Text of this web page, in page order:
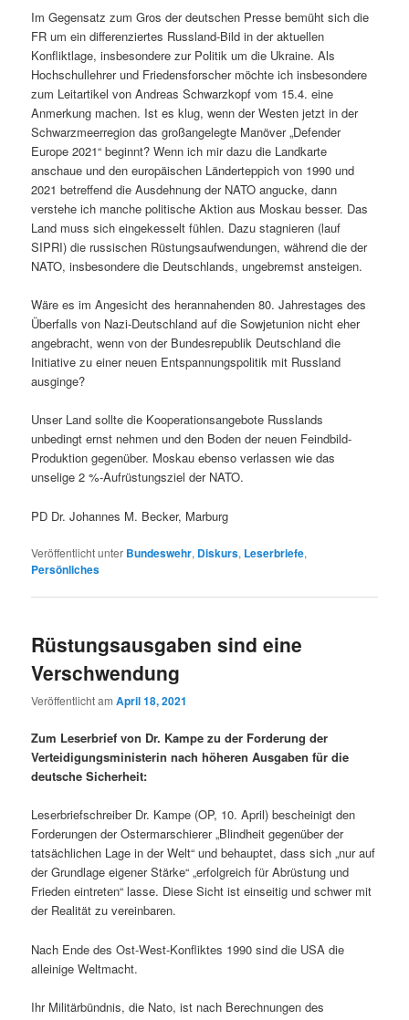
Im Gegensatz zum Gros der deutschen Presse bemüht sich die
FR um ein differenziertes Russland-Bild in der aktuellen
Konfliktlage, insbesondere zur Politik um die Ukraine. Als
Hochschullehrer und Friedensforscher möchte ich insbesondere
zum Leitartikel von Andreas Schwarzkopf vom 15.4. eine
Anmerkung machen. Ist es klug, wenn der Westen jetzt in der
Schwarzmeerregion das großangelegte Manöver „Defender
Europe 2021“ beginnt? Wenn ich mir dazu die Landkarte
anschaue und den europäischen Länderteppich von 1990 und
2021 betreffend die Ausdehnung der NATO angucke, dann
verstehe ich manche politische Aktion aus Moskau besser. Das
Land muss sich eingekesselt fühlen. Dazu stagnieren (lauf
SIPRI) die russischen Rüstungsaufwendungen, während die der
NATO, insbesondere die Deutschlands, ungebremst ansteigen.
Wäre es im Angesicht des herannahenden 80. Jahrestages des
Überfalls von Nazi-Deutschland auf die Sowjetunion nicht eher
angebracht, wenn von der Bundesrepublik Deutschland die
Initiative zu einer neuen Entspannungspolitik mit Russland
ausginge?
Unser Land sollte die Kooperationsangebote Russlands
unbedingt ernst nehmen und den Boden der neuen Feindbild-
Produktion gegenüber. Moskau ebenso verlassen wie das
unselige 2 %-Aufrüstungsziel der NATO.
PD Dr. Johannes M. Becker, Marburg
Veröffentlicht unter Bundeswehr, Diskurs, Leserbriefe,
Persönliches
Rüstungsausgaben sind eine
Verschwendung
Veröffentlicht amApril 18, 2021
Zum Leserbrief von Dr. Kampe zu der Forderung der
Verteidigungsministerin nach höheren Ausgaben für die
deutsche Sicherheit:
Leserbriefschreiber Dr. Kampe (OP, 10. April) bescheinigt den
Forderungen der Ostermarschierer „Blindheit gegenüber der
tatsächlichen Lage in der Welt“ und behauptet, dass sich „nur auf
der Grundlage eigener Stärke“ „erfolgreich für Abrüstung und
Frieden eintreten“ lasse. Diese Sicht ist einseitig und schwer mit
der Realität zu vereinbaren.
Nach Ende des Ost-West-Konfliktes 1990 sind die USA die
alleinige Weltmacht.
Ihr Militärbündnis, die Nato, ist nach Berechnungen des